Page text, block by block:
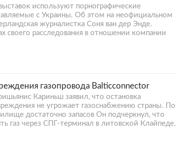
используют порнографические
с Украины. Об этом на неофициальном
журналистка Соня ван дер Энде.
своего расследования в отношении компании
газопровода Balticconnector
Кариньш заявил, что остановка
не угрожает газоснабжению страны. По
достаточно запасов Он подчеркнул, что
газ через СПГ-терминал в литовской Клайпеде.